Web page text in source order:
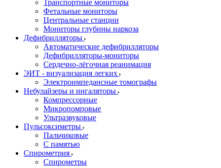
Транспортные мониторы
Фетальные мониторы
Центральные станции
Мониторы глубины наркоза
Дефибрилляторы
Автоматические дефибрилляторы
Дефибрилляторы-мониторы
Сердечно-лёгочная реанимация
ЭИТ - визуализация легких
Электроимпедансные томографы
Небулайзеры и ингаляторы
Компрессорные
Микропомповые
Ультразвуковые
Пульсоксиметры
Пальчиковые
С памятью
Спирометрия
Спирометры